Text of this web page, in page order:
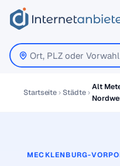
Startseite Städte
Alt
MECKLENBURG-